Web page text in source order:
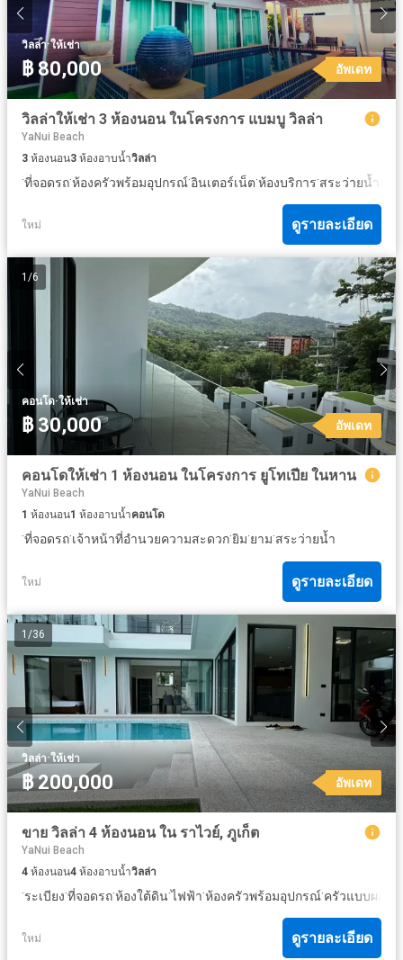
วิลล่า·ให้เช่า
฿ 80,000 อัพเดท
วิลล่าให้เช่า 3 ห้องนอน ในโครงการ แบมบู วิลล่า
YaNui Beach
3 ห้องนอน3 ห้องอาบน้ำวิลล่า
·ที่จอดรถ·ห้องครัวพร้อมอุปกรณ์·อินเตอร์เน็ต·ห้องบริการ·สระว่ายน้ำ
ใหม่ ดูรายละเอียด
1 /6
คอนโด·ให้เช่า
฿ 30,000 อัพเดท
คอนโดให้เช่า 1 ห้องนอน ในโครงการ ยูโทเปีย ในหาน
YaNui Beach
1 ห้องนอน1 ห้องอาบน้ำคอนโด
·ที่จอดรถ·เจ้าหน้าที่อำนวยความสะดวก·ยิม·ยาม·สระว่ายน้ำ
ใหม่ ดูรายละเอียด
1 /36
วิลล่า·ให้เช่า
฿ 200,000 อัพเดท
ขาย วิลล่า 4 ห้องนอน ใน ราไวย์, ภูเก็ต
YaNui Beach
4 ห้องนอน4 ห้องอาบน้ำวิลล่า
·ระเบียง·ที่จอดรถ·ห้องใต้ดิน·ไฟฟ้า·ห้องครัวพร้อมอุปกรณ์·ครัวแบบผสม
ใหม่ ดูรายละเอียด